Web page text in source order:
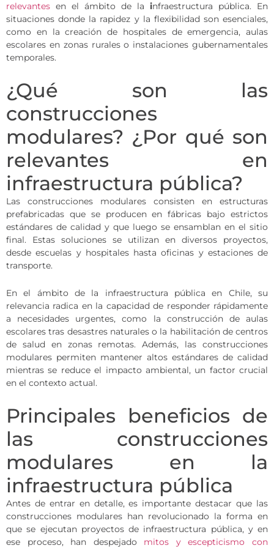
relevantes en el ámbito de la infraestructura pública. En
situaciones donde la rapidez y la flexibilidad son esenciales,
como en la creación de hospitales de emergencia, aulas
escolares en zonas rurales o instalaciones gubernamentales
temporales.
¿Qué son las
construcciones
modulares? ¿Por qué son
relevantes en
infraestructura pública?
Las construcciones modulares consisten en estructuras
prefabricadas que se producen en fábricas bajo estrictos
estándares de calidad y que luego se ensamblan en el sitio
final. Estas soluciones se utilizan en diversos proyectos,
desde escuelas y hospitales hasta oficinas y estaciones de
transporte.
En el ámbito de la infraestructura pública en Chile, su
relevancia radica en la capacidad de responder rápidamente
a necesidades urgentes, como la construcción de aulas
escolares tras desastres naturales o la habilitación de centros
de salud en zonas remotas. Además, las construcciones
modulares permiten mantener altos estándares de calidad
mientras se reduce el impacto ambiental, un factor crucial
en el contexto actual.
Principales beneficios de
las construcciones
modulares en la
infraestructura pública
Antes de entrar en detalle, es importante destacar que las
construcciones modulares han revolucionado la forma en
que se ejecutan proyectos de infraestructura pública, y en
ese proceso, han despejado mitos y escepticismo con